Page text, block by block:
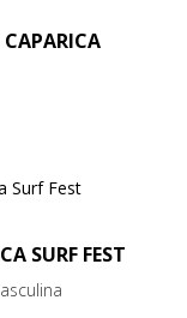
CAPARICA
SURF FEST